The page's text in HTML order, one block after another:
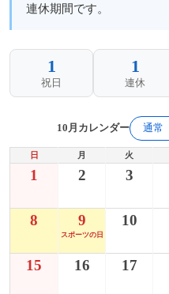
連休期間です。
1
祝日
1
連休
10月カレンダー 通常
日 月 火
1 2 3
8 9
スポーツの日
10
15 16 17